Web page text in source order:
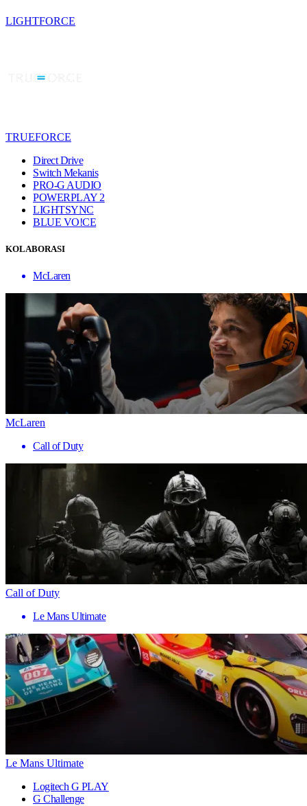
LIGHTFORCE
TRUEFORCE
Direct Drive
Switch Mekanis
PRO-G AUDIO
POWERPLAY 2
LIGHTSYNC
BLUE VO!CE
KOLABORASI
McLaren
McLaren
Call of Duty
Call of Duty
Le Mans Ultimate
Le Mans Ultimate
Logitech G PLAY
G Challenge